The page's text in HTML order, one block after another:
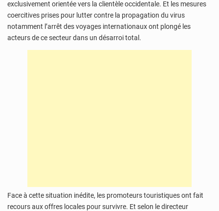
exclusivement orientée vers la clientèle occidentale. Et les mesures
coercitives prises pour lutter contre la propagation du virus
notamment l’arrêt des voyages internationaux ont plongé les
acteurs de ce secteur dans un désarroi total.
Face à cette situation inédite, les promoteurs touristiques ont fait
recours aux offres locales pour survivre. Et selon le directeur